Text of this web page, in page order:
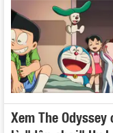
Xem The